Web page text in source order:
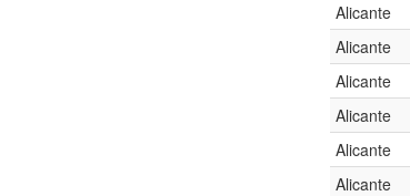
Alicante
Alicante
Alicante
Alicante
Alicante
Alicante